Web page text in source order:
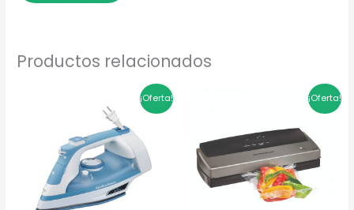
Productos relacionados
¡Oferta!
original
$209.900.
precio
actual
es:
$167.920.
¡Oferta!
era:
$569.900.
precio
es:
$455.920.